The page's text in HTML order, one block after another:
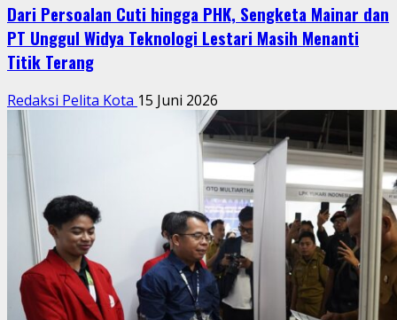
Dari Persoalan Cuti hingga PHK, Sengketa Mainar dan
PT Unggul Widya Teknologi Lestari Masih Menanti
Titik Terang
Redaksi Pelita Kota 15 Juni 2026